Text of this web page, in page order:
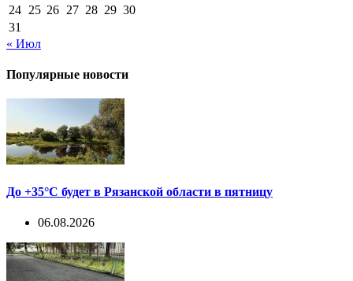
24 25 26 27 28 29 30
31
« Июл
Популярные новости
До +35°С будет в Рязанской области в пятницу
06.08.2026